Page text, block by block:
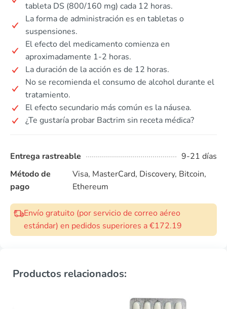
tableta DS (800/160 mg) cada 12 horas.
La forma de administración es en tabletas o
suspensiones.
El efecto del medicamento comienza en
aproximadamente 1-2 horas.
La duración de la acción es de 12 horas.
No se recomienda el consumo de alcohol durante el
tratamiento.
El efecto secundario más común es la náusea.
¿Te gustaría probar Bactrim sin receta médica?
Entrega rastreable
9-21 días
Método de
pago
Visa, MasterCard, Discovery, Bitcoin,
Ethereum
Envío gratuito (por servicio de correo aéreo
estándar) en pedidos superiores a €172.19
Productos relacionados: